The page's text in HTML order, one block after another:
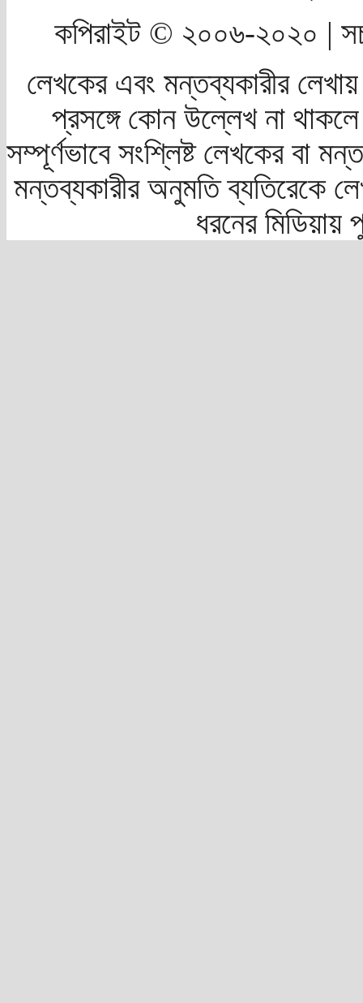
কপিরাইট © ২০০৬-২০২০ |
লেখকের এবং মন্তব্যকারীর
প্রসঙ্গে কোন উল্লেখ না
সম্পূর্ণভাবে সংশ্লিষ্ট লেখকের বা
মন্তব্যকারীর অনুমতি ব্যতিরেকে
ধরনের মিডিয়ায়